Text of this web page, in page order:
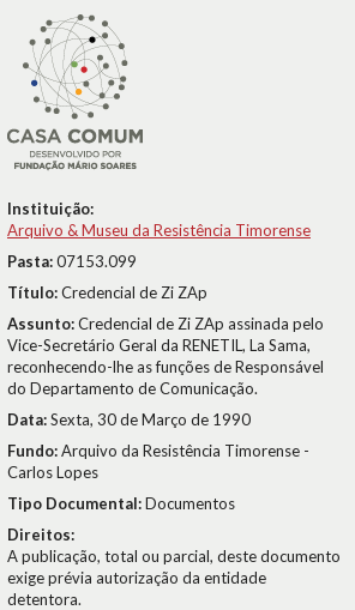
Instituição:
Arquivo & Museu da Resistência Timorense
Pasta:07153.099
Título:Credencial de Zi ZAp
Assunto:Credencial de Zi ZAp assinada pelo
Vice-Secretário Geral da RENETIL, La Sama,
reconhecendo-lhe as funções de Responsável
do Departamento de Comunicação.
Data:Sexta, 30 de Março de 1990
Fundo:Arquivo da Resistência Timorense -
Carlos Lopes
Tipo Documental:Documentos
Direitos:
A publicação, total ou parcial, deste documento
exige prévia autorização da entidade
detentora.